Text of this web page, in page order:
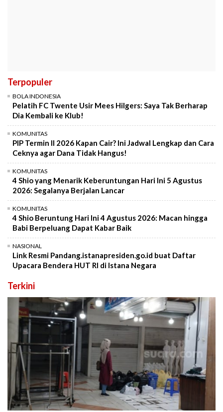
Terpopuler
BOLA INDONESIA
Pelatih FC Twente Usir Mees Hilgers: Saya Tak Berharap
Dia Kembali ke Klub!
KOMUNITAS
PIP Termin II 2026 Kapan Cair? Ini Jadwal Lengkap dan Cara
Ceknya agar Dana Tidak Hangus!
KOMUNITAS
4 Shio yang Menarik Keberuntungan Hari Ini 5 Agustus
2026: Segalanya Berjalan Lancar
KOMUNITAS
4 Shio Beruntung Hari Ini 4 Agustus 2026: Macan hingga
Babi Berpeluang Dapat Kabar Baik
NASIONAL
Link Resmi Pandang.istanapresiden.go.id buat Daftar
Upacara Bendera HUT RI di Istana Negara
Terkini